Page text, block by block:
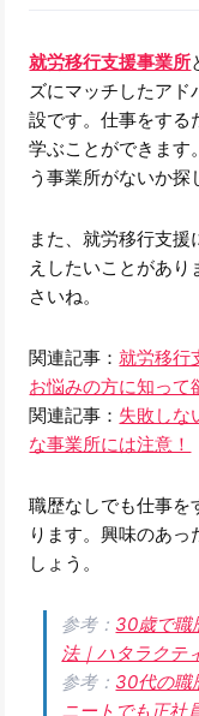
就労移行支援事業所
ズにマッチしたアド
設です。仕事をする
学ぶことができます
う事業所がないか探
また、就労移行支
えしたいことがあ
さいね。
関連記事：就労移行
お悩みの方に知って
関連記事： 失敗しな
な事業所には注意！
職歴なしでも仕事を
ります。興味のあ
しょう。
参考： 30歳で職
法｜ハタラクテ
参考： 30代の職
ニートでも正社